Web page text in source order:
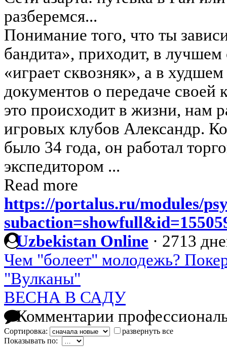
разберемся...
Понимание того, что ты
бандита», приходит, в лучшем
«играет сквозняк», а в
документов о передаче своей
это происходит в жизни, нам
игровых клубов Александр.
было 34 года, он работал
экспедитором ...
Read more
https://portalus.ru/modules/
Uzbekistan Online · 2713
Чем "болеет" молодежь?
"Вулканы"
ВЕСНА В САДУ
Комментарии
Сортировка:
развернуть все
Показывать по: